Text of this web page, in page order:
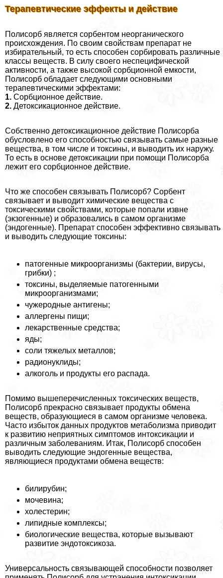
Терапевтические эффекты и действие
Полисорб является сорбентом неорганического
происхождения. По своим свойствам препарат не
избирательный, то есть способен сорбировать различные
классы веществ. В силу своего неспецифической
активности, а также высокой сорбционной емкости,
Полисорб обладает следующими основными
терапевтическими эффектами:
1. Сорбционное действие.
2. Детоксикационное действие.
Собственно детоксикационное действие Полисорба
обусловлено его способностью связывать самые разные
вещества, в том числе и токсины, и выводить их наружу.
То есть в основе детоксикации при помощи Полисорба
лежит его сорбционное действие.
Что же способен связывать Полисорб? Сорбент
связывает и выводит химические вещества с
токсическими свойствами, которые попали извне
(экзогенные) и образовались в самом организме
(эндогенные). Препарат способен эффективно связывать
и выводить следующие токсины:
патогенные микроорганизмы (бактерии, вирусы,
грибки) ;
токсины, выделяемые патогенными
микроорганизмами;
чужеродные антигены;
аллергены пищи;
лекарственные средства;
яды;
соли тяжелых металлов;
радионуклиды;
алкоголь и продукты его распада.
Помимо вышеперечисленных токсических веществ,
Полисорб прекрасно связывает продукты обмена
веществ, образующиеся в самом организме человека.
Часто избыток данных продуктов метаболизма приводит
к развитию неприятных симптомов интоксикации и
различным заболеваниям. Итак, Полисорб способен
выводить следующие эндогенные вещества,
являющиеся продуктами обмена веществ:
билирубин;
мочевина;
холестерин;
липидные комплексы;
биологические вещества, которые вызывают
развитие эндотоксикоза.
Универсальность связывающей способности позволяет